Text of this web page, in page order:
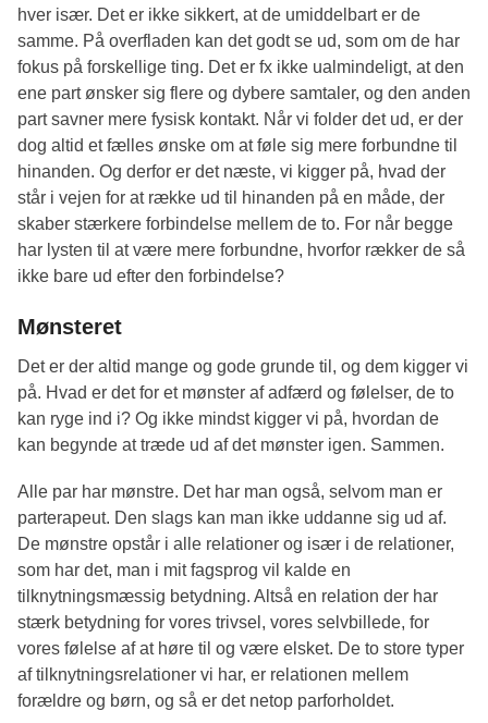
hver især. Det er ikke sikkert, at de umiddelbart er de
samme. På overfladen kan det godt se ud, som om de har
fokus på forskellige ting. Det er fx ikke ualmindeligt, at den
ene part ønsker sig flere og dybere samtaler, og den anden
part savner mere fysisk kontakt. Når vi folder det ud, er der
dog altid et fælles ønske om at føle sig mere forbundne til
hinanden. Og derfor er det næste, vi kigger på, hvad der
står i vejen for at række ud til hinanden på en måde, der
skaber stærkere forbindelse mellem de to. For når begge
har lysten til at være mere forbundne, hvorfor rækker de så
ikke bare ud efter den forbindelse?
Mønsteret
Det er der altid mange og gode grunde til, og dem kigger vi
på. Hvad er det for et mønster af adfærd og følelser, de to
kan ryge ind i? Og ikke mindst kigger vi på, hvordan de
kan begynde at træde ud af det mønster igen. Sammen.
Alle par har mønstre. Det har man også, selvom man er
parterapeut. Den slags kan man ikke uddanne sig ud af.
De mønstre opstår i alle relationer og især i de relationer,
som har det, man i mit fagsprog vil kalde en
tilknytningsmæssig betydning. Altså en relation der har
stærk betydning for vores trivsel, vores selvbillede, for
vores følelse af at høre til og være elsket. De to store typer
af tilknytningsrelationer vi har, er relationen mellem
forældre og børn, og så er det netop parforholdet.